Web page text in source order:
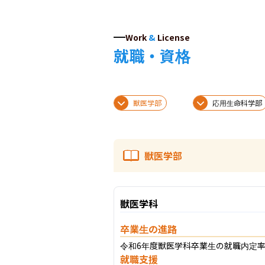
Work & License
就職・資格
獣医学部 応用生命科学部
獣医学部
獣医学科
卒業生の進路
令和6年度獣医学科卒業生の就職内定
就職支援